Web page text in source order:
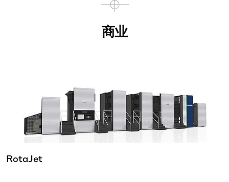
商业
RotaJet